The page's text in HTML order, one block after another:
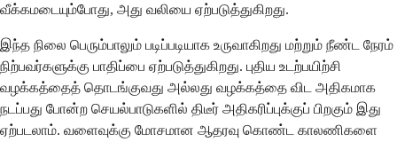
வீக்கமடையும்போது, ​​அது வலியை ஏற்படுத்துகிறது.
இந்த நிலை பெரும்பாலும் படிப்படியாக உருவாகிறது மற்றும் நீண்ட நேரம்
நிற்பவர்களுக்கு பாதிப்பை ஏற்படுத்துகிறது. புதிய உடற்பயிற்சி
வழக்கத்தைத் தொடங்குவது அல்லது வழக்கத்தை விட அதிகமாக
நடப்பது போன்ற செயல்பாடுகளில் திடீர் அதிகரிப்புக்குப் பிறகும் இது
ஏற்படலாம். வளைவுக்கு மோசமான ஆதரவு கொண்ட காலணிகளை